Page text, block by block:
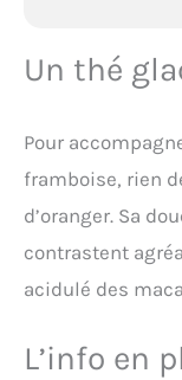
Un thé
Pour
framboise, rien
d’oranger. Sa
contrastent
acidulé des
L’info en